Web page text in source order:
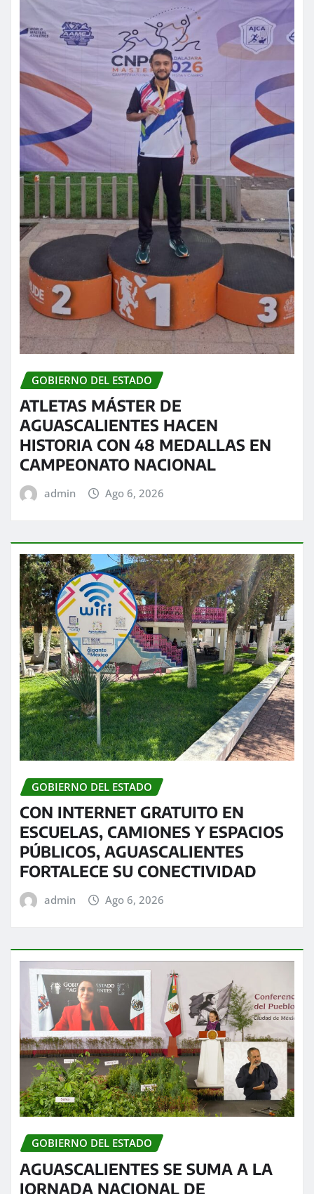
GOBIERNO DEL ESTADO
ATLETAS MÁSTER DE
AGUASCALIENTES HACEN
HISTORIA CON 48 MEDALLAS EN
CAMPEONATO NACIONAL
admin Ago 6, 2026
GOBIERNO DEL ESTADO
CON INTERNET GRATUITO EN
ESCUELAS, CAMIONES Y ESPACIOS
PÚBLICOS, AGUASCALIENTES
FORTALECE SU CONECTIVIDAD
admin Ago 6, 2026
GOBIERNO DEL ESTADO
AGUASCALIENTES SE SUMA A LA
JORNADA NACIONAL DE